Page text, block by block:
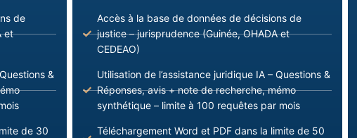
de
et
&
de 30
Accès à la base de données de décisions de
justice – jurisprudence (Guinée, OHADA et
CEDEAO)
Utilisation de l’assistance juridique IA – Questions &
Réponses, avis + note de recherche, mémo
synthétique – limite à 100 requêtes par mois
Téléchargement Word et PDF dans la limite de 50